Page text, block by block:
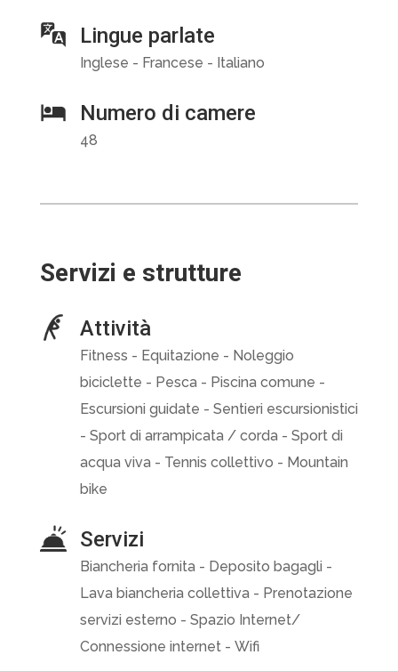
Lingue parlate
Inglese - Francese - Italiano
Numero di camere
48
Servizi e strutture
Attività
Fitness - Equitazione - Noleggio
biciclette - Pesca - Piscina comune -
Escursioni guidate - Sentieri escursionistici
- Sport di arrampicata / corda - Sport di
acqua viva - Tennis collettivo - Mountain
bike
Servizi
Biancheria fornita - Deposito bagagli -
Lava biancheria collettiva - Prenotazione
servizi esterno - Spazio Internet/
Connessione internet - Wifi